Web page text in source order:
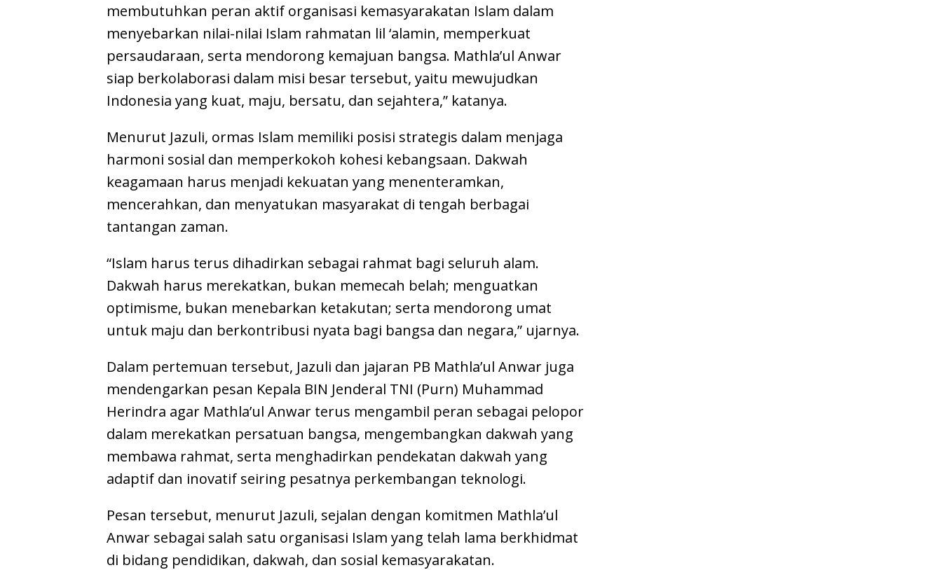
membutuhkan peran aktif organisasi kemasyarakatan Islam dalam
menyebarkan nilai-nilai Islam rahmatan lil ‘alamin, memperkuat
persaudaraan, serta mendorong kemajuan bangsa. Mathla’ul Anwar
siap berkolaborasi dalam misi besar tersebut, yaitu mewujudkan
Indonesia yang kuat, maju, bersatu, dan sejahtera,” katanya.
Menurut Jazuli, ormas Islam memiliki posisi strategis dalam menjaga
harmoni sosial dan memperkokoh kohesi kebangsaan. Dakwah
keagamaan harus menjadi kekuatan yang menenteramkan,
mencerahkan, dan menyatukan masyarakat di tengah berbagai
tantangan zaman.
“Islam harus terus dihadirkan sebagai rahmat bagi seluruh alam.
Dakwah harus merekatkan, bukan memecah belah; menguatkan
optimisme, bukan menebarkan ketakutan; serta mendorong umat
untuk maju dan berkontribusi nyata bagi bangsa dan negara,” ujarnya.
Dalam pertemuan tersebut, Jazuli dan jajaran PB Mathla’ul Anwar juga
mendengarkan pesan Kepala BIN Jenderal TNI (Purn) Muhammad
Herindra agar Mathla’ul Anwar terus mengambil peran sebagai pelopor
dalam merekatkan persatuan bangsa, mengembangkan dakwah yang
membawa rahmat, serta menghadirkan pendekatan dakwah yang
adaptif dan inovatif seiring pesatnya perkembangan teknologi.
Pesan tersebut, menurut Jazuli, sejalan dengan komitmen Mathla’ul
Anwar sebagai salah satu organisasi Islam yang telah lama berkhidmat
di bidang pendidikan, dakwah, dan sosial kemasyarakatan.